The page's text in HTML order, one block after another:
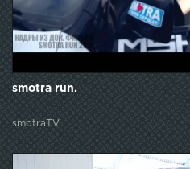
smotra run.
smotraTV